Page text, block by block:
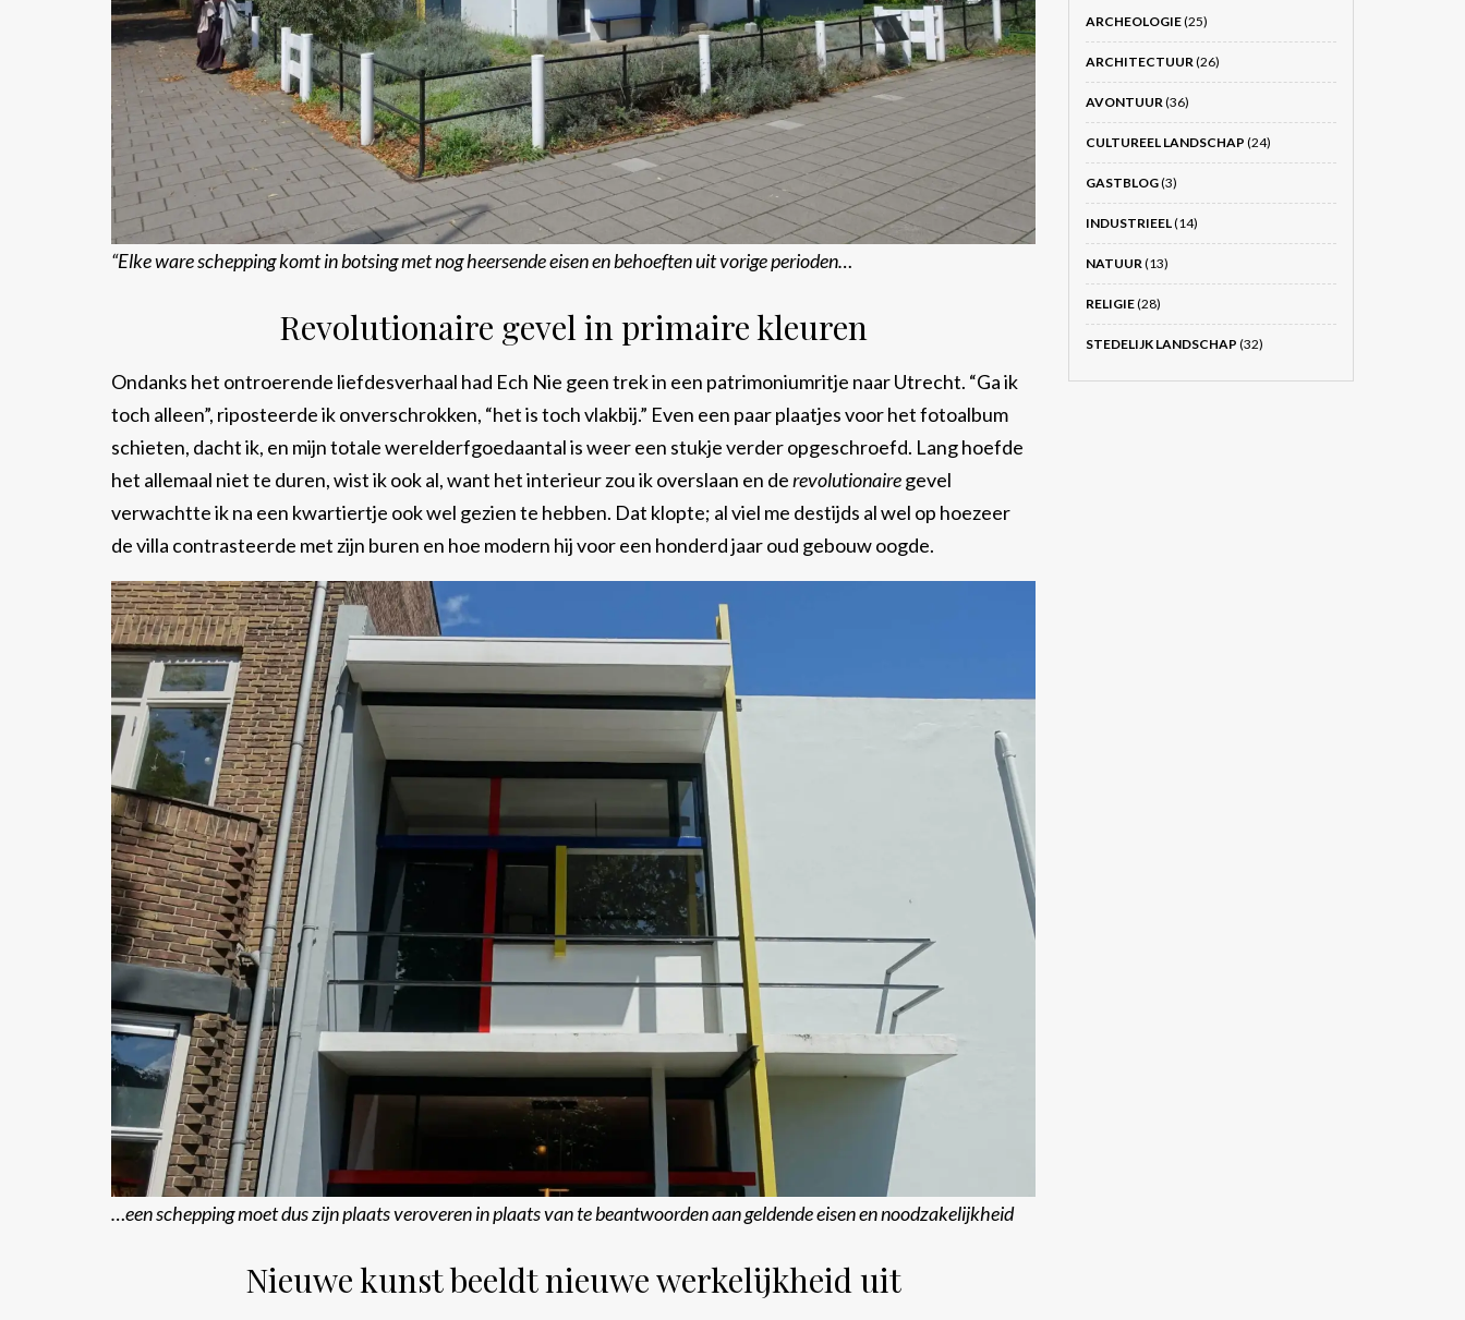
“Elke ware schepping komt in botsing met nog heersende eisen en behoeften uit vorige perioden…
Revolutionaire gevel in primaire kleuren
Ondanks het ontroerende liefdesverhaal had Ech Nie geen trek in een patrimoniumritje naar Utrecht. “Ga ik
toch alleen”, riposteerde ik onverschrokken, “het is toch vlakbij.” Even een paar plaatjes voor het fotoalbum
schieten, dacht ik, en mijn totale werelderfgoedaantal is weer een stukje verder opgeschroefd. Lang hoefde
het allemaal niet te duren, wist ik ook al, want het interieur zou ik overslaan en derevolutionairegevel
verwachtte ik na een kwartiertje ook wel gezien te hebben. Dat klopte; al viel me destijds al wel op hoezeer
de villa contrasteerde met zijn buren en hoe modern hij voor een honderd jaar oud gebouw oogde.
…een schepping moet dus zijn plaats veroveren in plaats van te beantwoorden aan geldende eisen en noodzakelijkheid
Nieuwe kunst beeldt nieuwe werkelijkheid uit
ARCHEOLOGIE(25)
ARCHITECTUUR (26)
AVONTUUR (36)
CULTUREEL LANDSCHAP (24)
GASTBLOG(3)
INDUSTRIEEL(14)
NATUUR (13)
RELIGIE(28)
STEDELIJK LANDSCHAP (32)